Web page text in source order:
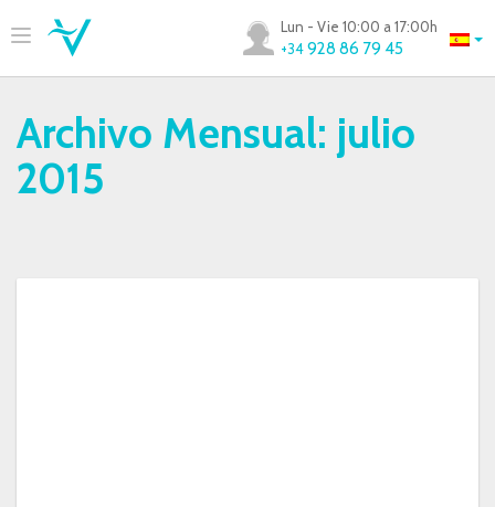
Lun - Vie 10:00 a 17:00h
+34 928 86 79 45
Archivo Mensual: julio
2015